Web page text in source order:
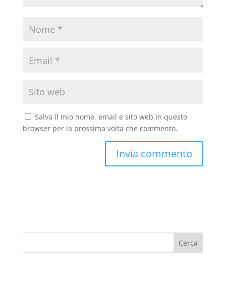
Salva il mio nome, email e sito web in questo
browser per la prossima volta che commento.